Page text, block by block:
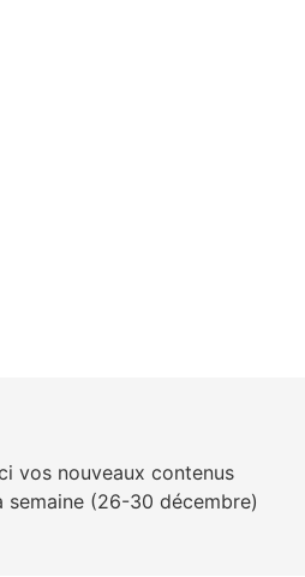
vos nouveaux contenus
semaine (26-30 décembre)